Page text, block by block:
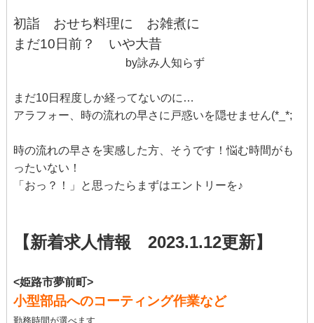
初詣 おせち料理に お雑煮に
まだ10日前？ いや大昔
by詠み人知らず
まだ10日程度しか経ってないのに…
アラフォー、時の流れの早さに戸惑いを隠せません(*_*;
時の流れの早さを実感した方、そうです！悩む時間がも
ったいない！
「おっ？！」と思ったらまずはエントリーを♪
【新着求人情報 2023.1.12更新】
<姫路市夢前町>
小型部品へのコーティング作業など
勤務時間が選べます